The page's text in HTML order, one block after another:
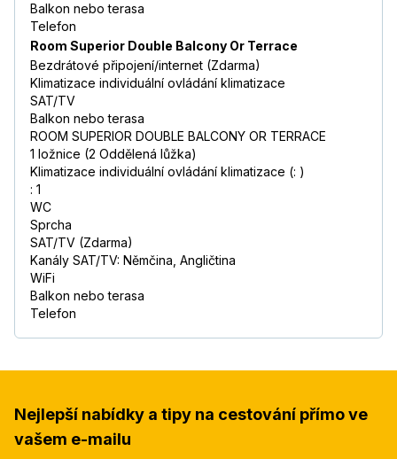
Balkon nebo terasa
Telefon
Room Superior Double Balcony Or Terrace
Bezdrátové připojení/internet (Zdarma)
Klimatizace individuální ovládání klimatizace
SAT/TV
Balkon nebo terasa
ROOM SUPERIOR DOUBLE BALCONY OR TERRACE
1 ložnice (2 Oddělená lůžka)
Klimatizace individuální ovládání klimatizace (: )
: 1
WC
Sprcha
SAT/TV (Zdarma)
Kanály SAT/TV: Němčina, Angličtina
WiFi
Balkon nebo terasa
Telefon
Nejlepší nabídky a tipy na cestování přímo ve
vašem e-mailu